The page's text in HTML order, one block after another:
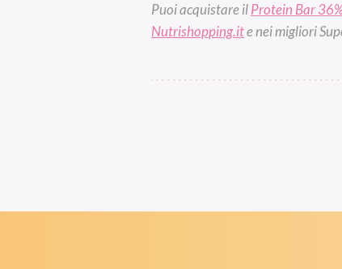
Puoi acquistare ilProtein Bar
Nutrishopping.ite nei migliori